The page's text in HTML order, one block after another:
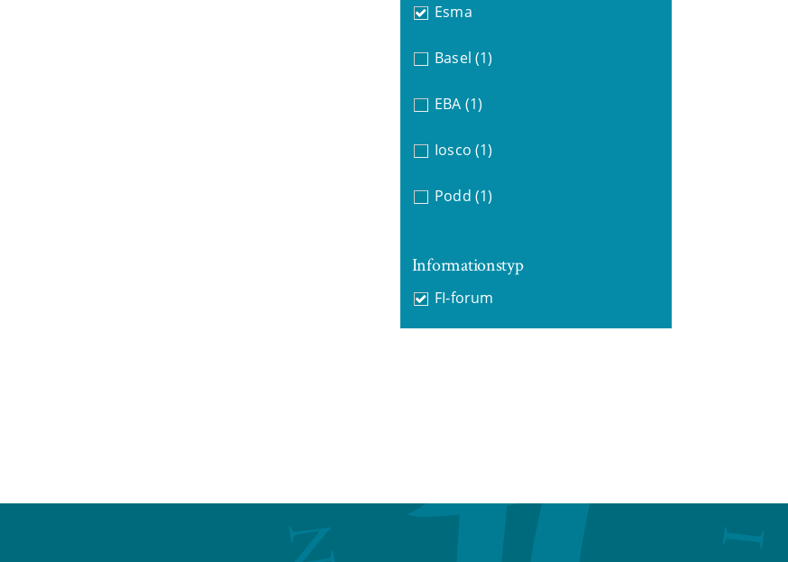
Esma
Basel (1)
EBA (1)
Iosco (1)
Podd (1)
Informationstyp
FI-forum